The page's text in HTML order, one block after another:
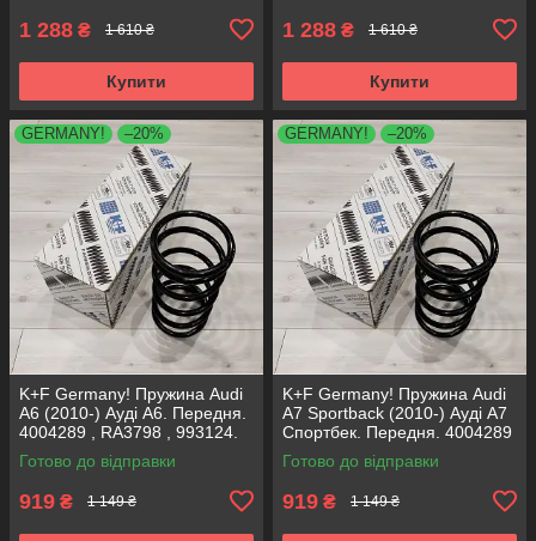
1 288 ₴ 1 610 ₴
Купити
1 288 ₴ 1 610 ₴
Купити
GERMANY! –20%
K+F Germany! Пружина Audi
A6 (2010-) Ауді А6. Передня.
4004289 , RA3798 , 993124.
К+Ф Німеччина
Готово до відправки
919 ₴ 1 149 ₴
GERMANY! –20%
K+F Germany! Пружина Audi
A7 Sportback (2010-) Ауді А7
Спортбек. Передня. 4004289
, RA3798 , 993124. К+Ф
Німеччина
Готово до відправки
919 ₴ 1 149 ₴